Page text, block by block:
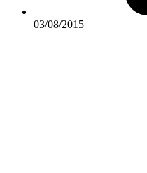
03/08/2015